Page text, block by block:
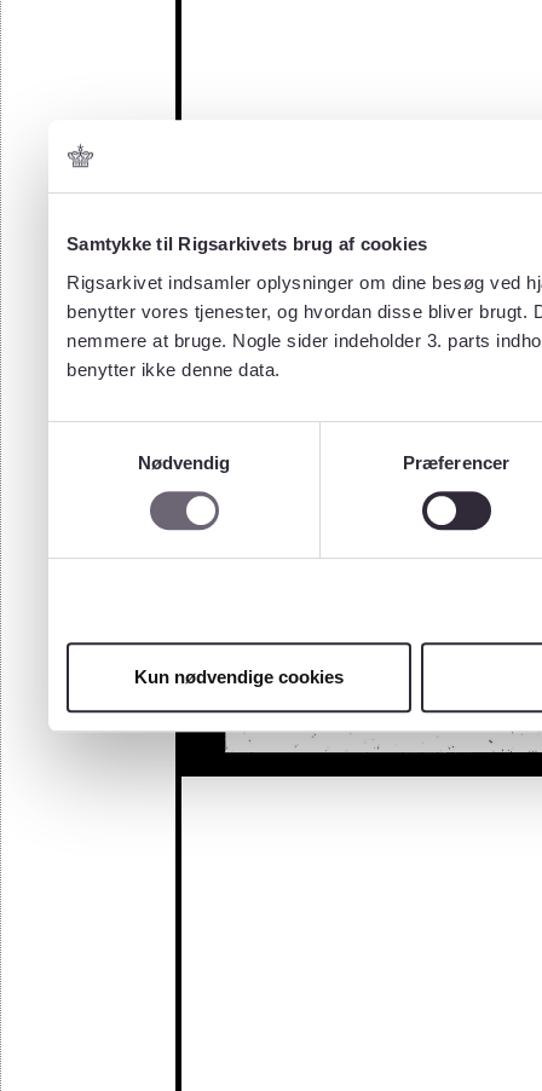
Samtykke til Rigsarkivets brug af cookies
Rigsarkivet indsamler oplysninger om dine besøg ved
benytter vores tjenester, og hvordan disse bliver
nemmere at bruge. Nogle sider indeholder 3. parts
benytter ikke denne data.
Nødvendig
Præferencer
Kun nødvendige cookies